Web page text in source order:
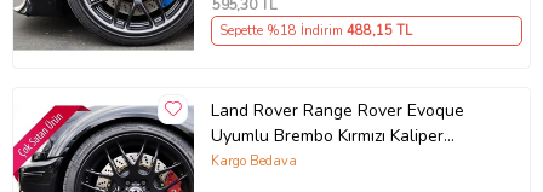
595,30 TL
Sepette %18 İndirim 488,15 TL
Land Rover Range Rover Evoque
Uyumlu Brembo Kırmızı Kaliper
Kapağı 4 Parça Ön Arka Set (Karışık)
Kargo Bedava